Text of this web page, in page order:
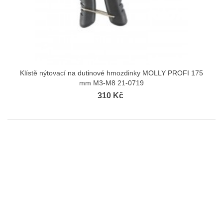
Klístě nýtovací na dutinové hmozdinky MOLLY PROFI 175
mm M3-M8 21-0719
310 Kč